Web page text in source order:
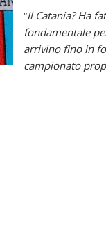
“Il Catania? Ha
fondamentale
arrivino fino in
campionato